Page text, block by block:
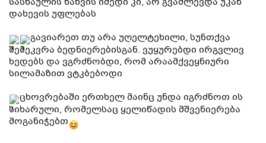
დახევის უფლებას
გავიარეთ თუ არა უღელტეხილი, სუნთქვა
შემეკვრა ბედნიერებისგან. ვუყურებდი ირგვლივ
ხედებს და ვგრძნობდი, რომ არაამქვეყნიური
სილამაზით ვტკბებოდი
ცხოვრებაში ერთხელ მაინც უნდა იგრძნოთ ის
სიხარული, რომელსაც ყელიწადის მშვენიერება
მოგანიჭებთ